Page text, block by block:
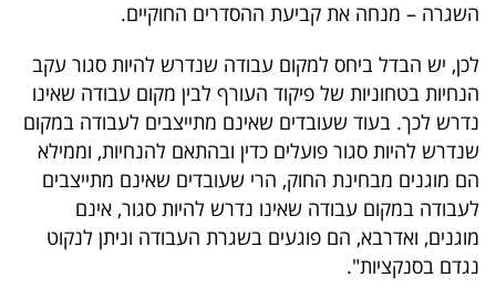
UNDER
40
שיתופי
פעולה
דרושים
השגרה – מנחה את קביעת ההסדרים החוקיים.
לכן, יש הבדל ביחס למקום עבודה שנדרש להיות סגור עקב
הנחיות בטחוניות של פיקוד העורף לבין מקום עבודה שאינו
נדרש לכך. בעוד שעובדים שאינם מתייצבים לעבודה במקום
שנדרש להיות סגור פועלים כדין ובהתאם להנחיות, וממילא
הם מוגנים מבחינת החוק, הרי שעובדים שאינם מתייצבים
לעבודה במקום עבודה שאינו נדרש להיות סגור, אינם
מוגנים, ואדרבא, הם פוגעים בשגרת העבודה וניתן לנקוט
נגדם בסנקציות".